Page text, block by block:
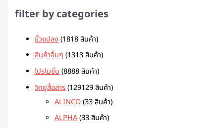
filter by categories
ขั้วแปลง 1818 สินค้า
สินค้าอื่นๆ 1313 สินค้า
โปรโมชั่น 8888 สินค้า
วิทยุสื่อสาร 129129 สินค้า
ALINCO 33 สินค้า
ALPHA 33 สินค้า